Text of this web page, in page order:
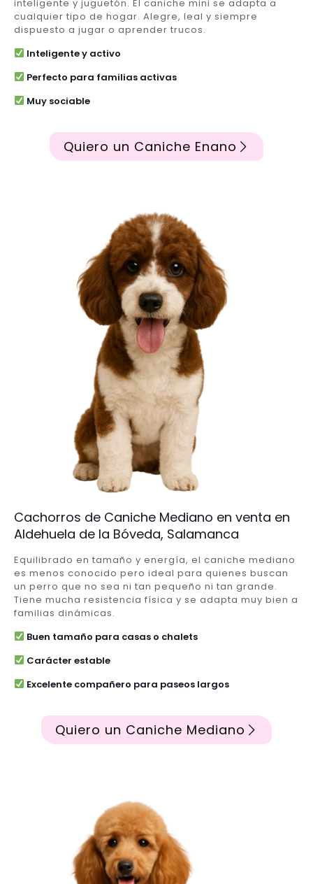
inteligente y juguetón. El caniche mini se adapta a
cualquier tipo de hogar. Alegre, leal y siempre
dispuesto a jugar o aprender trucos.
Inteligente y activo
Perfecto para familias activas
Muy sociable
Quiero un Caniche Enano
Cachorros de Caniche Mediano en venta en
Aldehuela de la Bóveda, Salamanca
Equilibrado en tamaño y energía, el caniche mediano
es menos conocido pero ideal para quienes buscan
un perro que no sea ni tan pequeño ni tan grande.
Tiene mucha resistencia física y se adapta muy bien a
familias dinámicas.
Buen tamaño para casas o chalets
Carácter estable
Excelente compañero para paseos largos
Quiero un Caniche Mediano